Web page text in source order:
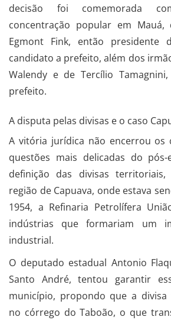
decisão foi comemorada
concentração popular em
Egmont Fink, então presidente
candidato a prefeito, além dos
Walendy e de Tercílio
prefeito.
A disputa pelas divisas e o caso
A vitória jurídica não encerrou os
questões mais delicadas do
definição das divisas territoriais,
região de Capuava, onde estava
1954, a Refinaria Petrolífera
indústrias que formariam um
industrial.
O deputado estadual Antonio
Santo André, tentou garantir
município, propondo que a divisa
no córrego do Taboão, o que